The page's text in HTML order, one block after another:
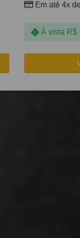
Em até 4x
À vista R$